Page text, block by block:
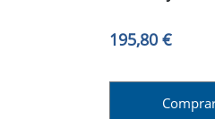
CON
195,80 €